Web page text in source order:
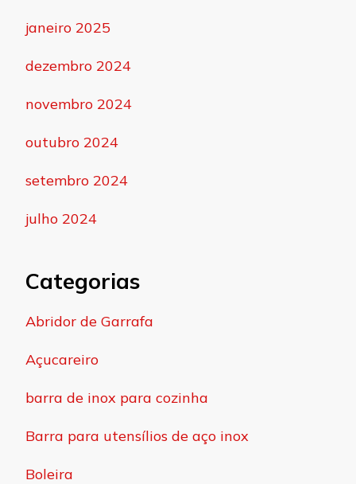
janeiro 2025
dezembro 2024
novembro 2024
outubro 2024
setembro 2024
julho 2024
Categorias
Abridor de Garrafa
Açucareiro
barra de inox para cozinha
Barra para utensílios de aço inox
Boleira